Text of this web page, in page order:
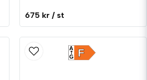
675 kr / st
F
A
G